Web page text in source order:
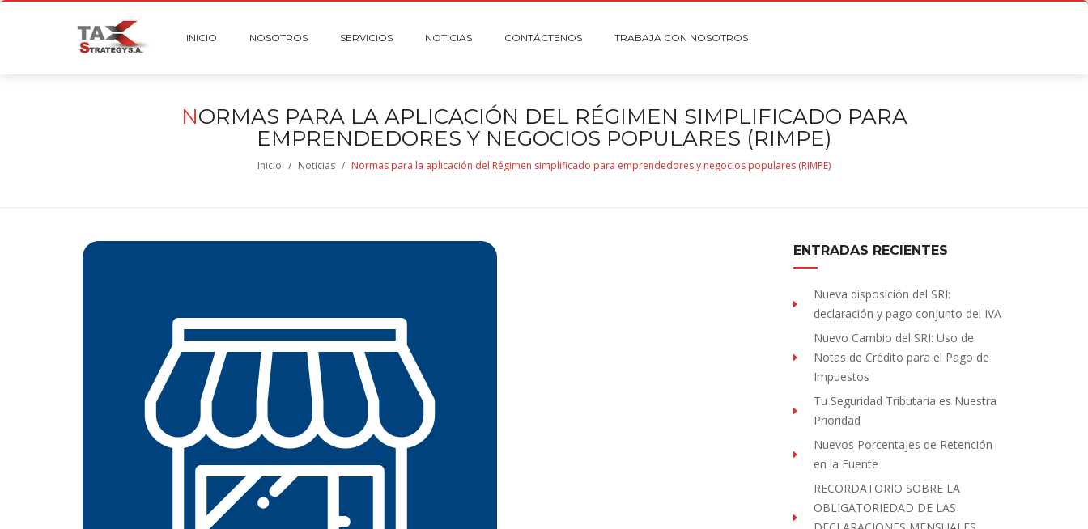
INICIO NOSOTROS SERVICIOS NOTICIAS CONTÁCTENOS TRABAJA CON NOSOTROS
NORMAS PARA LA APLICACIÓN DEL RÉGIMEN SIMPLIFICADO PARA
EMPRENDEDORES Y NEGOCIOS POPULARES (RIMPE)
Inicio / Noticias / Normas para la aplicación del Régimen simplificado para emprendedores y negocios populares (RIMPE)
ENTRADAS RECIENTES
Nueva disposición del SRI:
declaración y pago conjunto del IVA
Nuevo Cambio del SRI: Uso de
Notas de Crédito para el Pago de
Impuestos
Tu Seguridad Tributaria es Nuestra
Prioridad
Nuevos Porcentajes de Retención
en la Fuente
RECORDATORIO SOBRE LA
OBLIGATORIEDAD DE LAS